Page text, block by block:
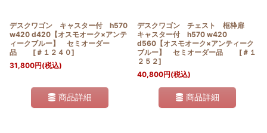
デスクワゴン キャスター付 h570
w420 d420【オスモオーク×アンテ
ィークブルー】 セミオーダー
品
[ ＃１２４０]
31,800円(税込)
商品詳細
デスクワゴン チェスト 框枠扉
キャスター付 h570 w420
d560【オスモオーク×アンティーク
ブルー】 セミオーダー品
[ ＃１
２５２]
40,800円(税込)
商品詳細